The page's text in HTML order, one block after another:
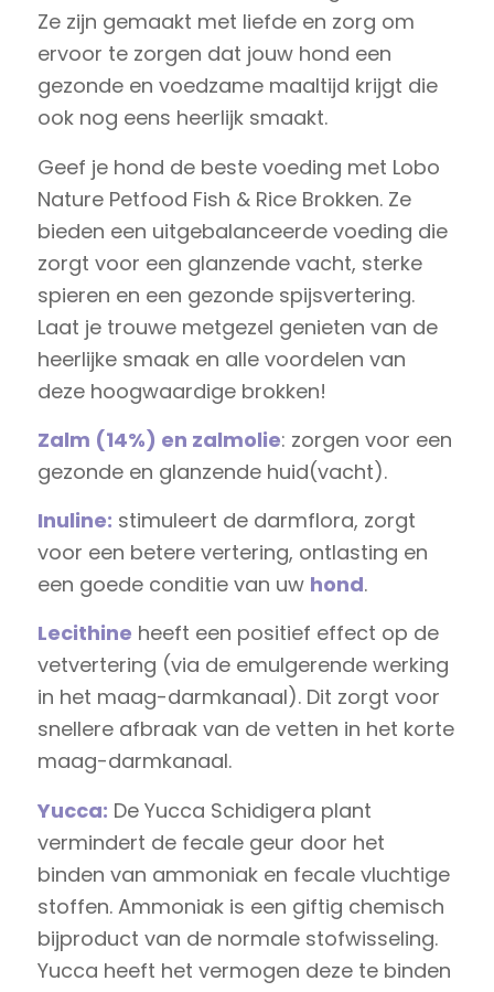
Ze zijn gemaakt met liefde en zorg om
ervoor te zorgen dat jouw hond een
gezonde en voedzame maaltijd krijgt die
ook nog eens heerlijk smaakt.
Geef je hond de beste voeding met Lobo
Nature Petfood Fish & Rice Brokken. Ze
bieden een uitgebalanceerde voeding die
zorgt voor een glanzende vacht, sterke
spieren en een gezonde spijsvertering.
Laat je trouwe metgezel genieten van de
heerlijke smaak en alle voordelen van
deze hoogwaardige brokken!
Zalm (14%) en zalmolie: zorgen voor een
gezonde en glanzende huid(vacht).
Inuline: stimuleert de darmflora, zorgt
voor een betere vertering, ontlasting en
een goede conditie van uw hond.
Lecithine heeft een positief effect op de
vetvertering (via de emulgerende werking
in het maag-darmkanaal). Dit zorgt voor
snellere afbraak van de vetten in het korte
maag-darmkanaal.
Yucca: De Yucca Schidigera plant
vermindert de fecale geur door het
binden van ammoniak en fecale vluchtige
stoffen. Ammoniak is een giftig chemisch
bijproduct van de normale stofwisseling.
Yucca heeft het vermogen deze te binden